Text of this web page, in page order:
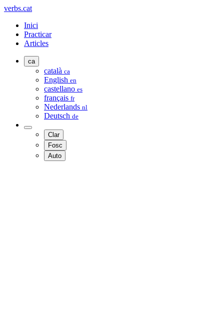
verbs.cat
Inici
Practicar
Articles
ca
català ca
English en
castellano es
français fr
Nederlands nl
Deutsch de
Clar
Fosc
Auto